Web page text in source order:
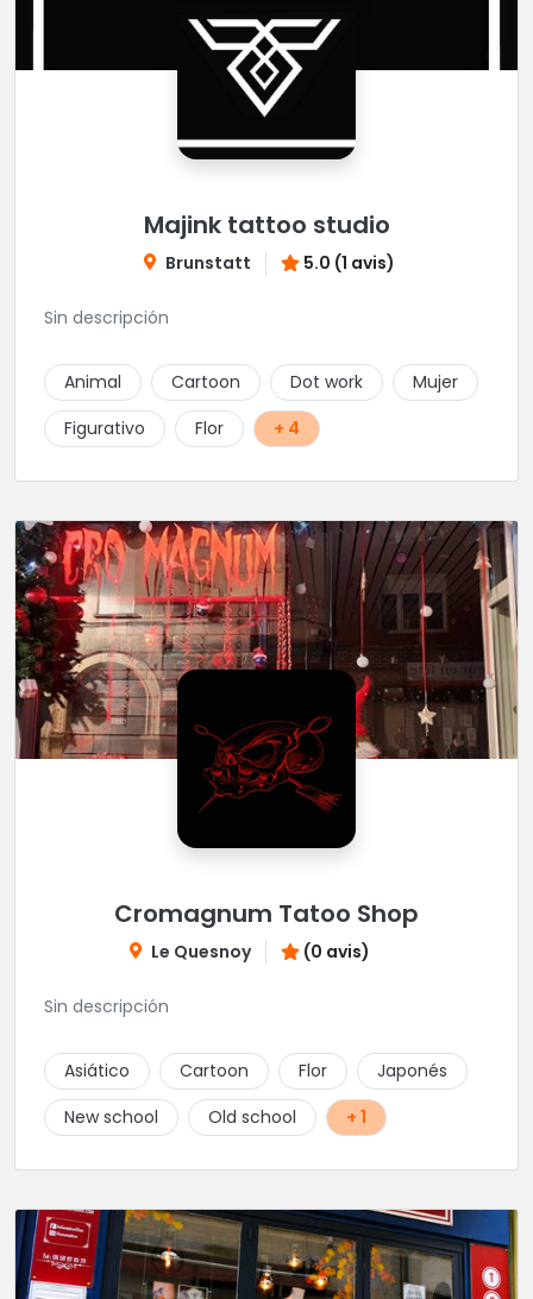
Majink tattoo studio
Brunstatt 5.0 (1 avis)
Sin descripción
Animal Cartoon Dot work
Mujer
Figurativo
Flor + 4
Cromagnum Tatoo Shop
Le Quesnoy (0 avis)
Sin descripción
Asiático Cartoon Flor
Japonés
New school
Old school + 1